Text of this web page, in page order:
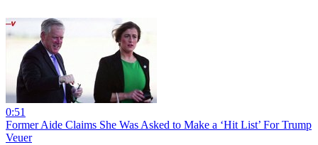
0:51
Former Aide Claims She Was Asked to Make a ‘Hit List’ For Trump
Veuer